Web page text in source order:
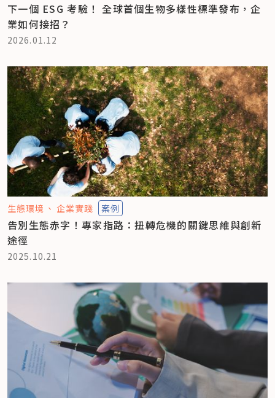
下一個 ESG 考驗！ 全球首個生物多樣性標準發布，企
業如何接招？
2026.01.12
生態環境 企業實踐 案例
告別生態赤字！專家指路：扭轉危機的關鍵思維與創新
途徑
2025.10.21